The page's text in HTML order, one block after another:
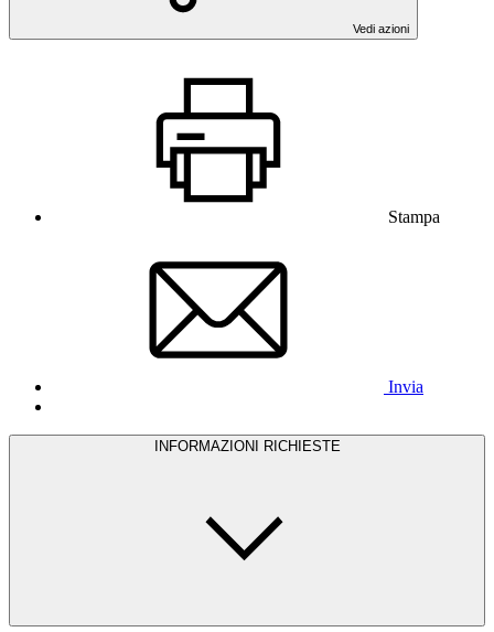
Vedi azioni
Stampa
Invia
INFORMAZIONI RICHIESTE